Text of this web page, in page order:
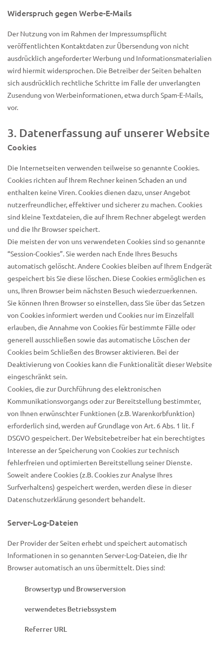
Widerspruch gegen Werbe-E-Mails
Der Nutzung von im Rahmen der Impressumspflicht
veröffentlichten Kontaktdaten zur Übersendung von nicht
ausdrücklich angeforderter Werbung und Informationsmaterialien
wird hiermit widersprochen. Die Betreiber der Seiten behalten
sich ausdrücklich rechtliche Schritte im Falle der unverlangten
Zusendung von Werbeinformationen, etwa durch Spam-E-Mails,
vor.
3. Datenerfassung auf unserer Website
Cookies
Die Internetseiten verwenden teilweise so genannte Cookies.
Cookies richten auf Ihrem Rechner keinen Schaden an und
enthalten keine Viren. Cookies dienen dazu, unser Angebot
nutzerfreundlicher, effektiver und sicherer zu machen. Cookies
sind kleine Textdateien, die auf Ihrem Rechner abgelegt werden
und die Ihr Browser speichert.
Die meisten der von uns verwendeten Cookies sind so genannte
“Session-Cookies”. Sie werden nach Ende Ihres Besuchs
automatisch gelöscht. Andere Cookies bleiben auf Ihrem Endgerät
gespeichert bis Sie diese löschen. Diese Cookies ermöglichen es
uns, Ihren Browser beim nächsten Besuch wiederzuerkennen.
Sie können Ihren Browser so einstellen, dass Sie über das Setzen
von Cookies informiert werden und Cookies nur im Einzelfall
erlauben, die Annahme von Cookies für bestimmte Fälle oder
generell ausschließen sowie das automatische Löschen der
Cookies beim Schließen des Browser aktivieren. Bei der
Deaktivierung von Cookies kann die Funktionalität dieser Website
eingeschränkt sein.
Cookies, die zur Durchführung des elektronischen
Kommunikationsvorgangs oder zur Bereitstellung bestimmter,
von Ihnen erwünschter Funktionen (z.B. Warenkorbfunktion)
erforderlich sind, werden auf Grundlage von Art. 6 Abs. 1 lit. f
DSGVO gespeichert. Der Websitebetreiber hat ein berechtigtes
Interesse an der Speicherung von Cookies zur technisch
fehlerfreien und optimierten Bereitstellung seiner Dienste.
Soweit andere Cookies (z.B. Cookies zur Analyse Ihres
Surfverhaltens) gespeichert werden, werden diese in dieser
Datenschutzerklärung gesondert behandelt.
Server-Log-Dateien
Der Provider der Seiten erhebt und speichert automatisch
Informationen in so genannten Server-Log-Dateien, die Ihr
Browser automatisch an uns übermittelt. Dies sind:
Browsertyp und Browserversion
verwendetes Betriebssystem
Referrer URL